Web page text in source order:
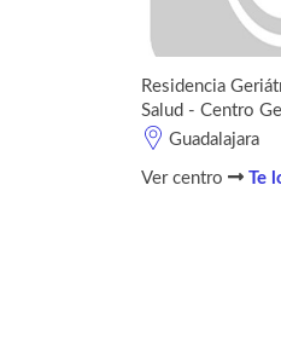
Residencia
Salud - Centro
Guadalajara
Ver centro Te